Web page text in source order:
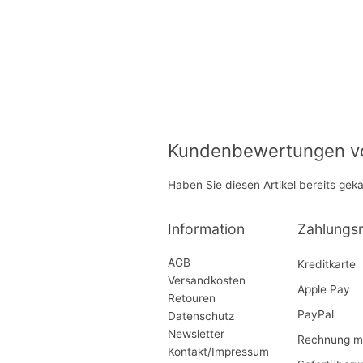
Kundenbewertungen
Haben Sie diesen Artikel bereits
Information
AGB
Versandkosten
Retouren
Datenschutz
Newsletter
Kontakt/Impressum
Kreditkarte
Apple Pay
PayPal
Rechnung